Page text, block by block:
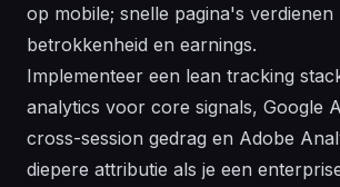
op mobile; snelle pagina's verdienen
betrokkenheid en earnings.
Implementeer een lean tracking
analytics voor core signals, Google
cross-session gedrag en Adobe
diepere attributie als je een